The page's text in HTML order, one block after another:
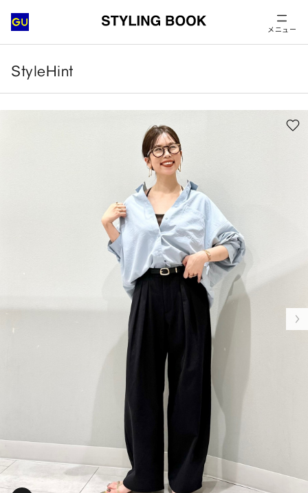
メニュー
StyleHint